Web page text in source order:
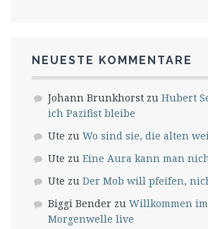
NEUESTE KOMMENTARE
Johann Brunkhorst zu Hubert
ich Pazifist bleibe
Ute zu Wo sind sie, die alten
Ute zu Eine Aura kann man
Ute zu Der Mob will pfeifen,
Biggi Bender zu Willkommen im
Morgenwelle live